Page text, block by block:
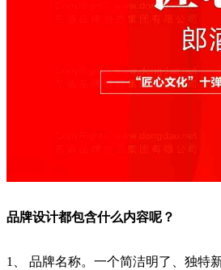
品牌设计都包含什么内容呢？
1、 品牌名称。一个简洁明了、独特